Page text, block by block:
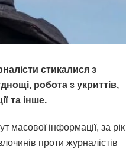
стикалися з
робота з укриттів,
та інше.
масової інформації, за рік
проти журналістів